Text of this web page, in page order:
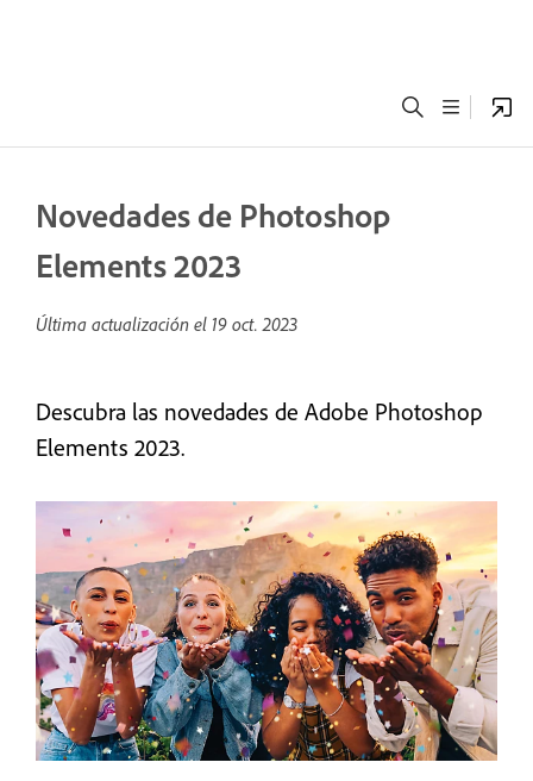
Novedades de Photoshop
Elements 2023
Última actualización el 19 oct. 2023
Descubra las novedades de Adobe Photoshop
Elements 2023.